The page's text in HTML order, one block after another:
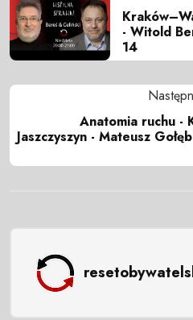
- Witold
14
Anatomia ruchu -
Jaszczyszyn - Mateusz